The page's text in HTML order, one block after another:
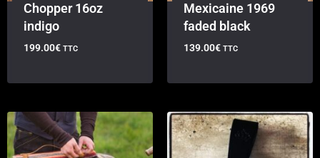
Chopper 16oz
indigo
199.00€ TTC
Mexicaine 1969
faded black
139.00€ TTC